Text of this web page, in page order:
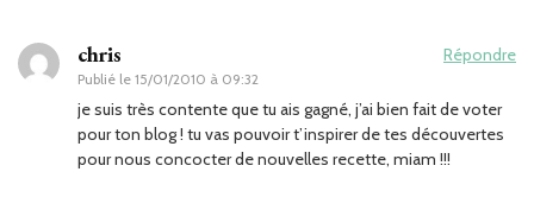
chris
Publié le 15/01/2010 à 09:32
Répondre
je suis très contente que tu ais gagné, j’ai bien fait de voter
pour ton blog ! tu vas pouvoir t’inspirer de tes découvertes
pour nous concocter de nouvelles recette, miam !!!